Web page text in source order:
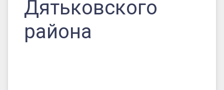
Дятьковского
района